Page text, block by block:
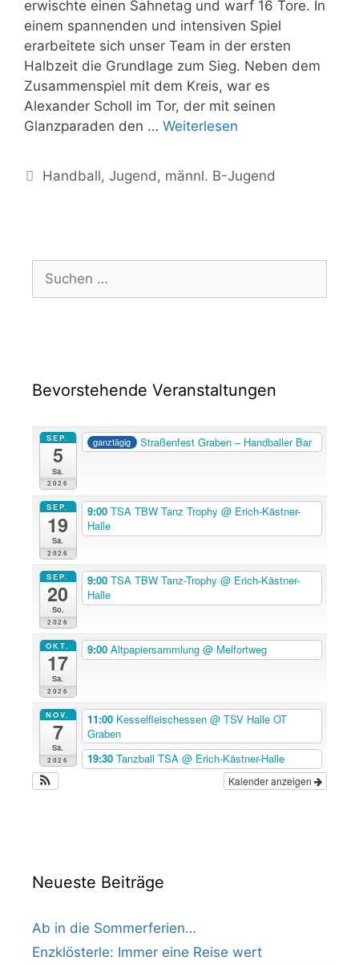
erwischte einen Sahnetag und warf 16 Tore. In
einem spannenden und intensiven Spiel
erarbeitete sich unser Team in der ersten
Halbzeit die Grundlage zum Sieg. Neben dem
Zusammenspiel mit dem Kreis, war es
Alexander Scholl im Tor, der mit seinen
Glanzparaden den … Weiterlesen
Handball,Jugend , männl. B-Jugend
Bevorstehende Veranstaltungen
SEP.
5
Sa.
2026
ganztägig Straßenfest Graben – Handballer Bar
SEP.
19
Sa.
2026
9:00 TSA TBW Tanz Trophy @ Erich-Kästner-
Halle
SEP.
20
So.
2026
9:00 TSA TBW Tanz-Trophy @ Erich-Kästner-
Halle
OKT.
17
Sa.
2026
9:00 Altpapiersammlung @ Melfortweg
NOV.
7
Sa.
2026
11:00 Kesselfleischessen @ TSV Halle OT
Graben
19:30 Tanzball TSA @ Erich-Kästner-Halle
Kalender anzeigen
Neueste Beiträge
Ab in die Sommerferien…
Enzklösterle: Immer eine Reise wert